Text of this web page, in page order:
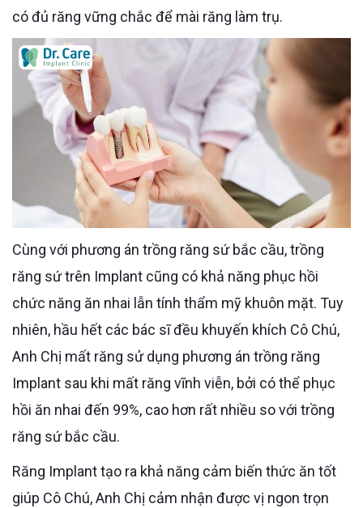
có đủ răng vững chắc để mài răng làm trụ.
Cùng với phương án trồng răng sứ bắc cầu, trồng
răng sứ trên Implant cũng có khả năng phục hồi
chức năng ăn nhai lẫn tính thẩm mỹ khuôn mặt. Tuy
nhiên, hầu hết các bác sĩ đều khuyến khích Cô Chú,
Anh Chị mất răng sử dụng phương án trồng răng
Implant sau khi mất răng vĩnh viễn, bởi có thể phục
hồi ăn nhai đến 99%, cao hơn rất nhiều so với trồng
răng sứ bắc cầu.
Răng Implant tạo ra khả năng cảm biến thức ăn tốt
giúp Cô Chú, Anh Chị cảm nhận được vị ngon trọn